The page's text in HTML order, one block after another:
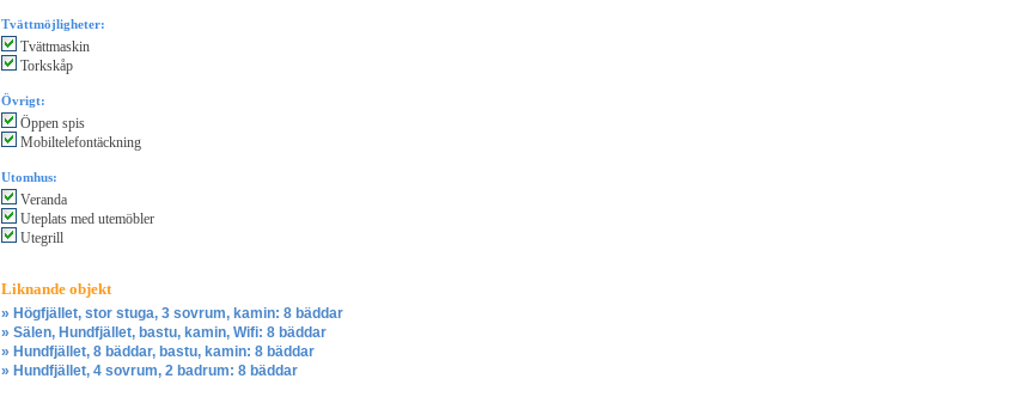
Tvättmöjligheter:
Tvättmaskin
Torkskåp
Övrigt:
Öppen spis
Mobiltelefontäckning
Utomhus:
Veranda
Uteplats med utemöbler
Utegrill
Liknande objekt
» Högfjället, stor stuga, 3 sovrum, kamin: 8 bäddar
» Sälen, Hundfjället, bastu, kamin, Wifi: 8 bäddar
» Hundfjället, 8 bäddar, bastu, kamin: 8 bäddar
» Hundfjället, 4 sovrum, 2 badrum: 8 bäddar